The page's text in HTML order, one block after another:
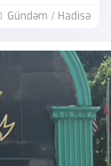
Gündəm / Hadisə